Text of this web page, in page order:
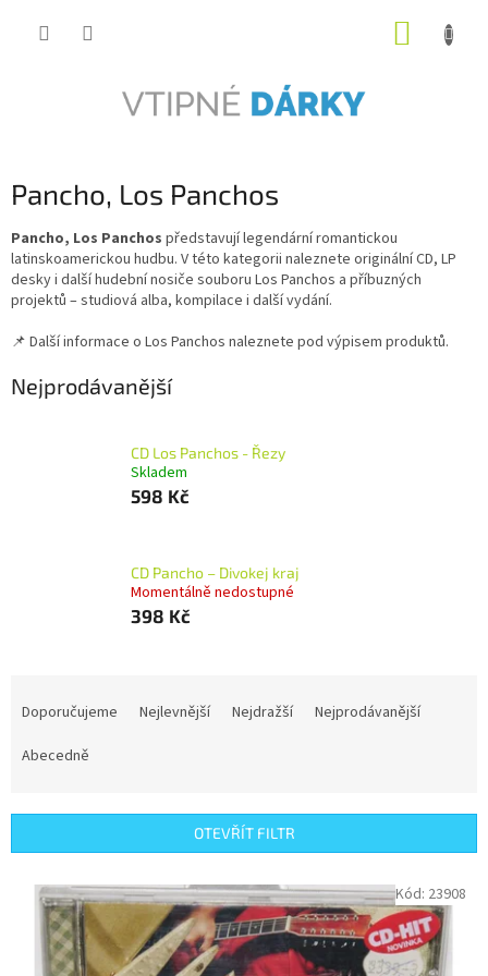
Pancho, Los Panchos
Pancho, Los Panchos představují legendární romantickou
latinskoamerickou hudbu. V této kategorii naleznete originální CD, LP
desky i další hudební nosiče souboru Los Panchos a příbuzných
projektů – studiová alba, kompilace i další vydání.
📌 Další informace o Los Panchos naleznete pod výpisem produktů.
Nejprodávanější
CD Los Panchos - Řezy
Skladem
598 Kč
CD Pancho – Divokej kraj
Momentálně nedostupné
398 Kč
r
Doporučujeme Nejlevnější Nejdražší
Nejprodávanější
Abecedně
OTEVŘÍT FILTR
Kód: 23908